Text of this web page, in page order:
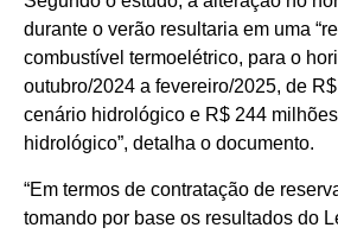
durante o verão resultaria em uma
combustível termoelétrico, para o
outubro/2024 a fevereiro/2025, de
cenário hidrológico e R$ 244
hidrológico”, detalha o documento.
“Em termos de contratação de
tomando por base os resultados do